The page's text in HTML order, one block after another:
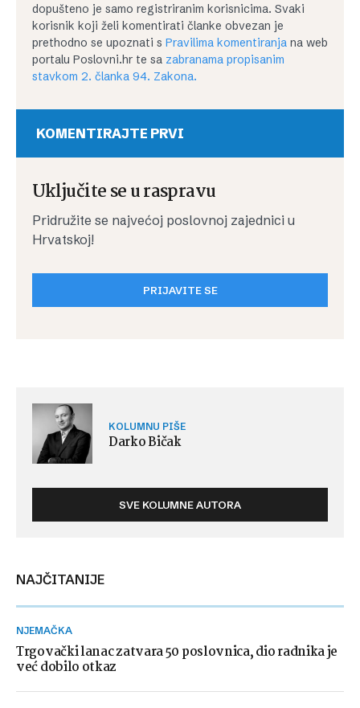
dopušteno je samo registriranim korisnicima. Svaki
korisnik koji želi komentirati članke obvezan je
prethodno se upoznati s Pravilima komentiranja na web
portalu Poslovni.hr te sa zabranama propisanim
stavkom 2. članka 94. Zakona.
KOMENTIRAJTE PRVI
Uključite se u raspravu
Pridružite se najvećoj poslovnoj zajednici u
Hrvatskoj!
PRIJAVITE SE
KOLUMNU PIŠE
Darko Bičak
SVE KOLUMNE AUTORA
NAJČITANIJE
NJEMAČKA
Trgovački lanac zatvara 50 poslovnica, dio radnika je
već dobilo otkaz